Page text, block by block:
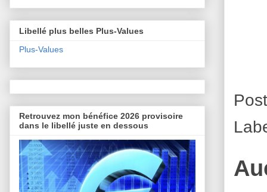
Libellé plus belles Plus-Values
Plus-Values
Retrouvez mon bénéfice 2026 provisoire
dans le libellé juste en dessous